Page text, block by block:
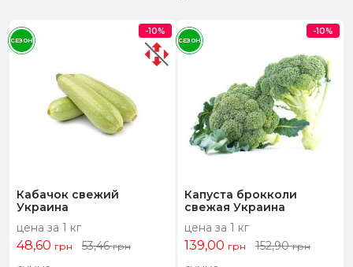
Кабачок свежий
Украина
цена за 1 кг
48,60 грн 53,46грн
-10%
СЕЗОН
Капуста брокколи
свежая Украина
цена за 1 кг
139,00 грн 152,90грн
-10%
СЕЗОН